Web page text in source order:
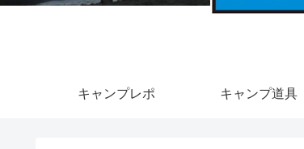
キャンプレポ キャンプ道具